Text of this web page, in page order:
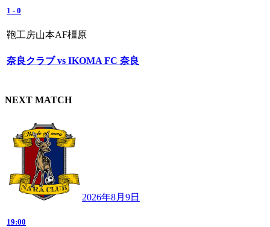
1 - 0
鞄工房山本AF橿原
奈良クラブ vs IKOMA FC 奈良
NEXT MATCH
2026年8月9日
19:00